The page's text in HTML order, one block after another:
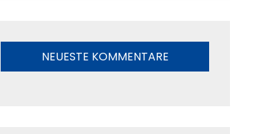
NEUESTE KOMMENTARE